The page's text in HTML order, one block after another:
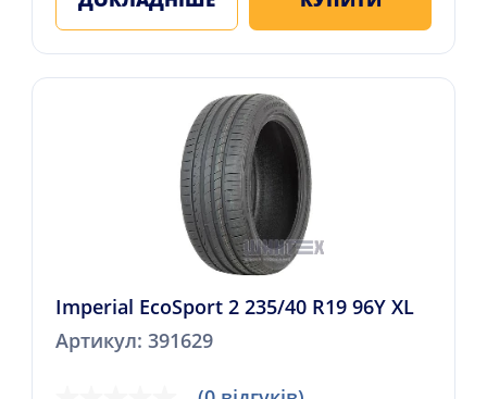
Imperial EcoSport 2 235/40 R19 96Y XL
Артикул: 391629